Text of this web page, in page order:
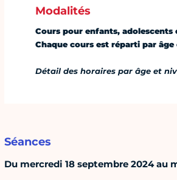
Modalités
Cours pour enfants, adolescents
Chaque cours est réparti par âge
Détail des horaires par âge et
Séances
Du mercredi 18 septembre 2024 au